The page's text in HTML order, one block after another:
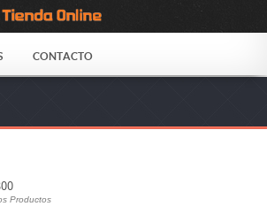
CONTACTO
Productos